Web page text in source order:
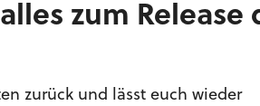
zum Release
zurück und lässt euch wieder